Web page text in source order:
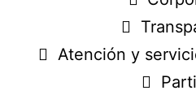
Atención y